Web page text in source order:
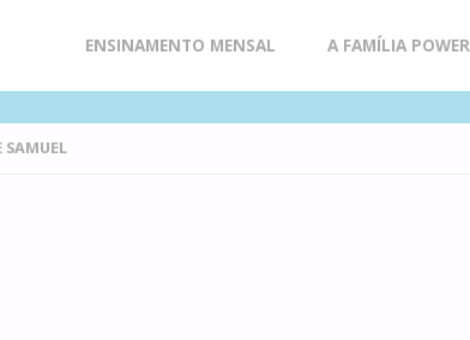
to
ENSINAMENTO MENSAL A FAMÍLIA POWER